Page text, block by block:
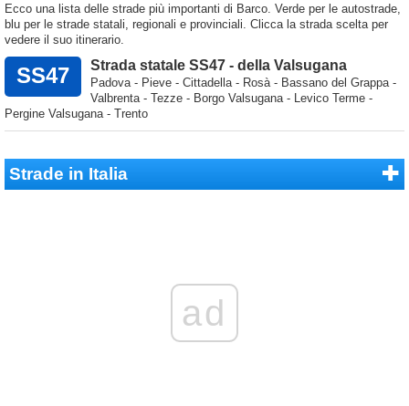
Ecco una lista delle strade più importanti di Barco. Verde per le autostrade,
blu per le strade statali, regionali e provinciali. Clicca la strada scelta per
vedere il suo itinerario.
SS47 Strada statale SS47 - della Valsugana
Padova - Pieve - Cittadella - Rosà - Bassano del Grappa -
Valbrenta - Tezze - Borgo Valsugana - Levico Terme -
Pergine Valsugana - Trento
Strade in Italia
ad